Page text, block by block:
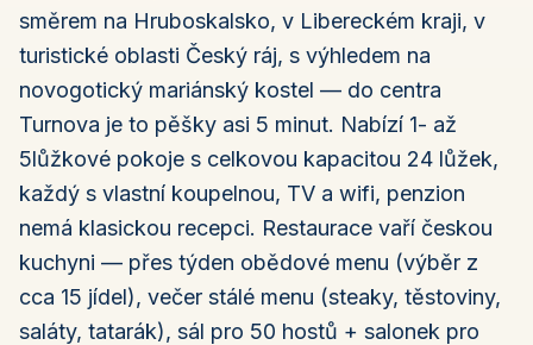
směrem na Hruboskalsko, v Libereckém kraji, v
turistické oblasti Český ráj, s výhledem na
novogotický mariánský kostel — do centra
Turnova je to pěšky asi 5 minut. Nabízí 1- až
5lůžkové pokoje s celkovou kapacitou 24 lůžek,
každý s vlastní koupelnou, TV a wifi, penzion
nemá klasickou recepci. Restaurace vaří českou
kuchyni — přes týden obědové menu (výběr z
cca 15 jídel), večer stálé menu (steaky, těstoviny,
saláty, tatarák), sál pro 50 hostů + salonek pro